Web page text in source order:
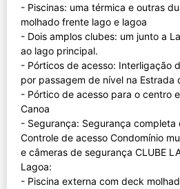
- Piscinas: uma térmica e outras
molhado frente lago e lagoa
- Dois amplos clubes: um junto a
ao lago principal.
- Pórticos de acesso: Interligação
por passagem de nível na Estrada
- Pórtico de acesso para o centro
Canoa
- Segurança: Segurança completa
Controle de acesso Condomínio
e câmeras de segurança CLUBE
Lagoa:
- Piscina externa com deck